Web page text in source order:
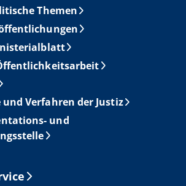
Themen
Verfahren der Justiz
und